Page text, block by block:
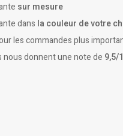
sur mesure
dans la couleur de votre
les commandes plus
nous donnent une note de 9,5/